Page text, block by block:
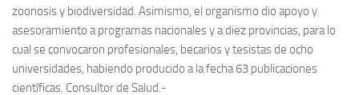
zoonosis y biodiversidad. Asimismo, el organismo dio apoyo y
asesoramiento a programas nacionales y a diez provincias, para lo
cual se convocaron profesionales, becarios y tesistas de ocho
universidades, habiendo producido a la fecha 63 publicaciones
científicas. Consultor de Salud.-